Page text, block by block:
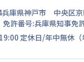
兵庫県神戸市 中央区
免許番号:兵庫県知事免
定休日/年中無休（